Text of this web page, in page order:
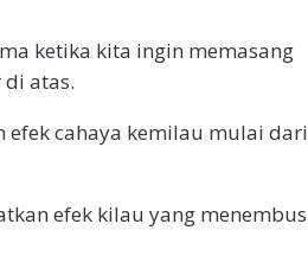
ketika kita ingin memasang
atas.
efek cahaya kemilau mulai dari
efek kilau yang menembus